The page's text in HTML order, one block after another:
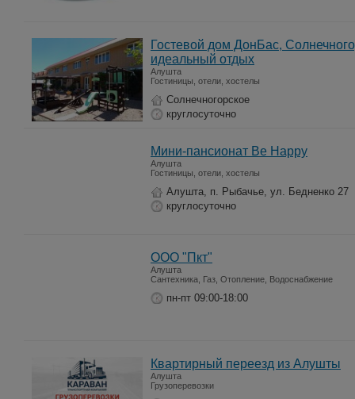
Гостевой дом ДонБас,
идеальный отдых
Алушта
Гостиницы, отели, хостелы
Солнечногорское
круглосуточно
Мини-пансионат Be Happy
Алушта
Гостиницы, отели, хостелы
Алушта, п. Рыбачье, ул. Бедненко 27
круглосуточно
ООО "Пкт"
Алушта
Сантехника, Газ, Отопление, Водоснабжение
пн-пт 09:00-18:00
Квартирный переезд из Алушты
Алушта
Грузоперевозки